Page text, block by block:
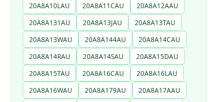
20A8A10LAU
20A8A11CAU
20A8A12AAU
20A8A131AU
20A8A13JAU
20A8A13TAU
20A8A13WAU
20A8A144AU
20A8A14CAU
20A8A14RAU
20A8A14SAU
20A8A15DAU
20A8A15TAU
20A8A16CAU
20A8A16LAU
20A8A16WAU
20A8A179AU
20A8A17AAU